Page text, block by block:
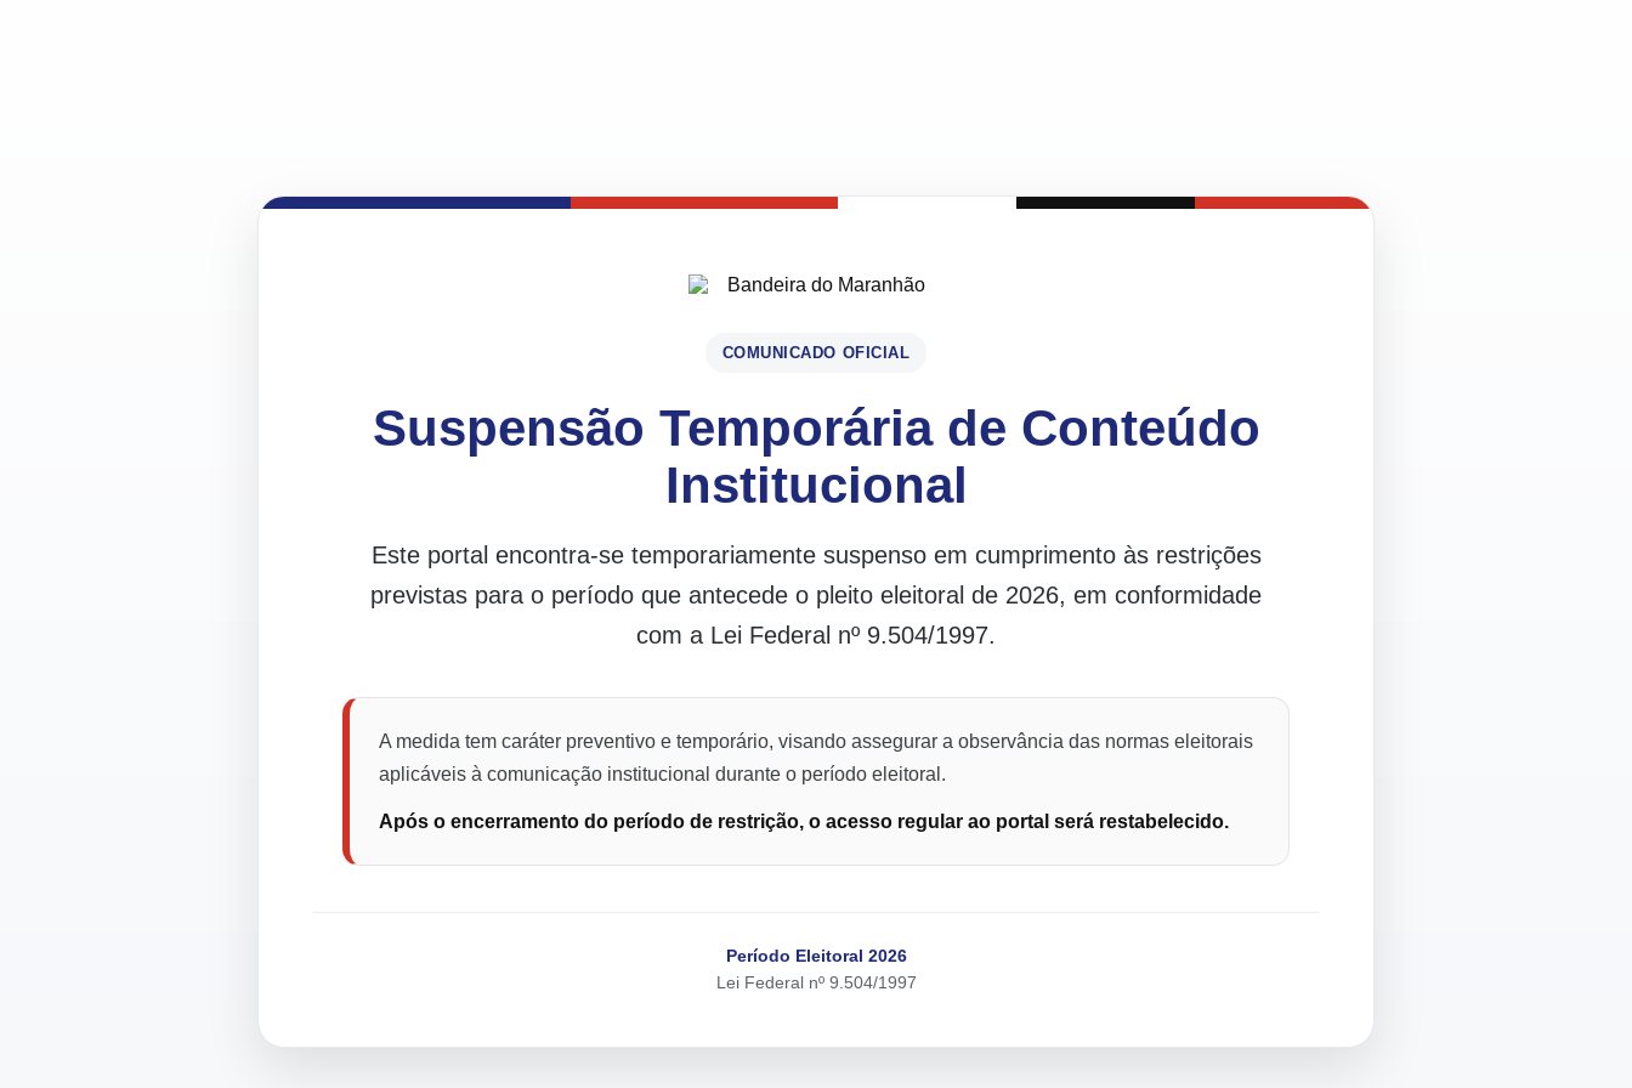
COMUNICADO OFICIAL
Suspensão Temporária de Conteúdo
Institucional
Este portal encontra-se temporariamente suspenso em cumprimento às restrições
previstas para o período que antecede o pleito eleitoral de 2026, em conformidade
com a Lei Federal nº 9.504/1997.
A medida tem caráter preventivo e temporário, visando assegurar a observância das normas eleitorais
aplicáveis à comunicação institucional durante o período eleitoral.
Após o encerramento do período de restrição, o acesso regular ao portal será restabelecido.
Período Eleitoral 2026
Lei Federal nº 9.504/1997